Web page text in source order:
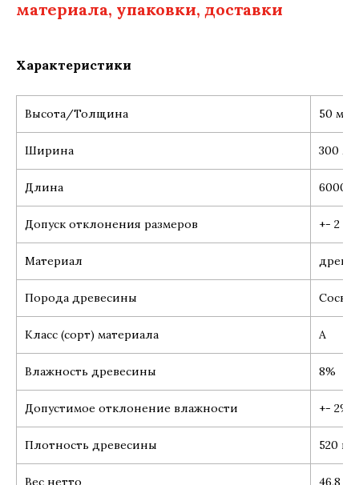
материала, упаковки, доставки
Характеристики
Высота/Толщина 50 мм
Ширина 300 мм
Длина 6000
Допуск отклонения размеров +- 2 мм
Материал
Порода древесины Сосна
Класс (сорт) материала А
Влажность древесины 8%
Допустимое отклонение влажности +- 2%
Плотность древесины 520
Вес нетто 46,8 кг